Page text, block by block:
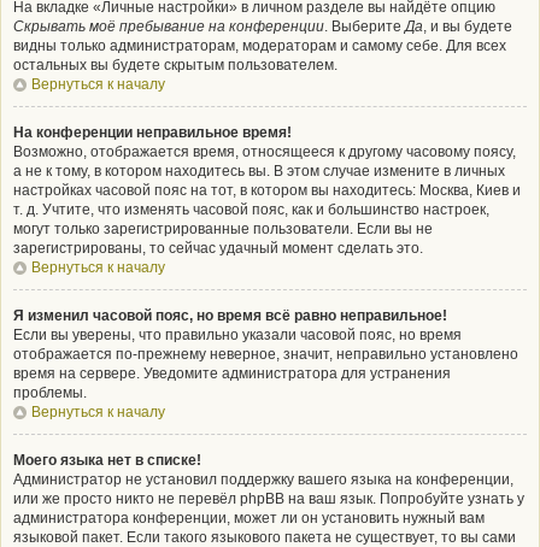
На вкладке «Личные настройки» в личном разделе вы найдёте опцию
Скрывать моё пребывание на конференции. ВыберитеДа, и вы будете
видны только администраторам, модераторам и самому себе. Для всех
остальных вы будете скрытым пользователем.
Вернуться к началу
На конференции неправильное время!
Возможно, отображается время, относящееся к другому часовому поясу,
а не к тому, в котором находитесь вы. В этом случае измените в личных
настройках часовой пояс на тот, в котором вы находитесь: Москва, Киев и
т. д. Учтите, что изменять часовой пояс, как и большинство настроек,
могут только зарегистрированные пользователи. Если вы не
зарегистрированы, то сейчас удачный момент сделать это.
Вернуться к началу
Я изменил часовой пояс, но время всё равно неправильное!
Если вы уверены, что правильно указали часовой пояс, но время
отображается по-прежнему неверное, значит, неправильно установлено
время на сервере. Уведомите администратора для устранения
проблемы.
Вернуться к началу
Моего языка нет в списке!
Администратор не установил поддержку вашего языка на конференции,
или же просто никто не перевёл phpBB на ваш язык. Попробуйте узнать у
администратора конференции, может ли он установить нужный вам
языковой пакет. Если такого языкового пакета не существует, то вы сами